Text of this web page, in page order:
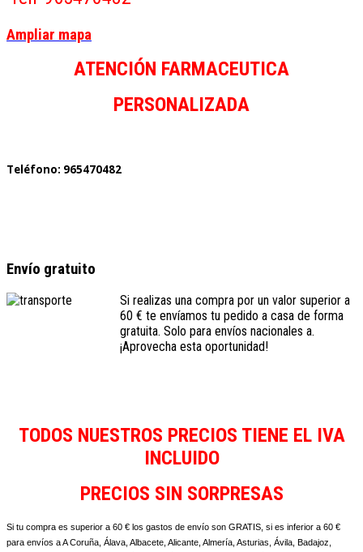
Ampliar mapa
ATENCIÓN FARMACEUTICA
PERSONALIZADA
Teléfono: 965470482
Envío gratuito
Si realizas una compra por un valor superior a
60 € te envíamos tu pedido a casa de forma
gratuita. Solo para envíos nacionales a.
¡Aprovecha esta oportunidad!
TODOS NUESTROS PRECIOS TIENE EL IVA
INCLUIDO
PRECIOS SIN SORPRESAS
Si tu compra es superior a 60 € los gastos de envío son GRATIS, si es inferior a 60 €
para envíos a A Coruña, Álava, Albacete, Alicante, Almería, Asturias, Ávila, Badajoz,